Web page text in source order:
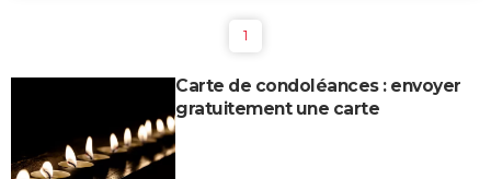
1
Carte de condoléances : envoyer
gratuitement une carte